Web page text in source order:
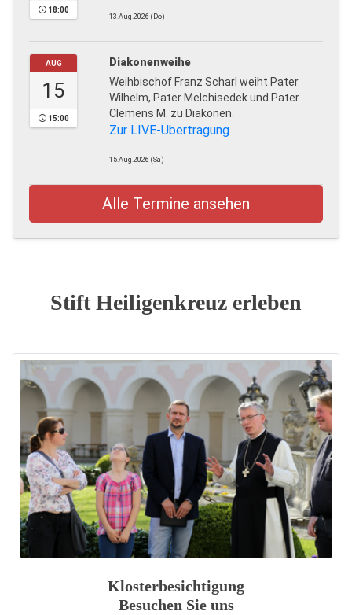
18:00
13.Aug.2026 (Do)
AUG
15
15:00
Diakonenweihe
Weihbischof Franz Scharl weiht Pater
Wilhelm, Pater Melchisedek und Pater
Clemens M. zu Diakonen.
Zur LIVE-Übertragung
15.Aug.2026 (Sa)
Alle Termine ansehen
Stift Heiligenkreuz erleben
Klosterbesichtigung
Besuchen Sie uns